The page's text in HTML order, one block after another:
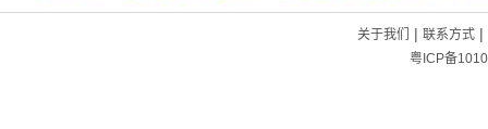
关于我们 | 联系方式|
粤ICP备